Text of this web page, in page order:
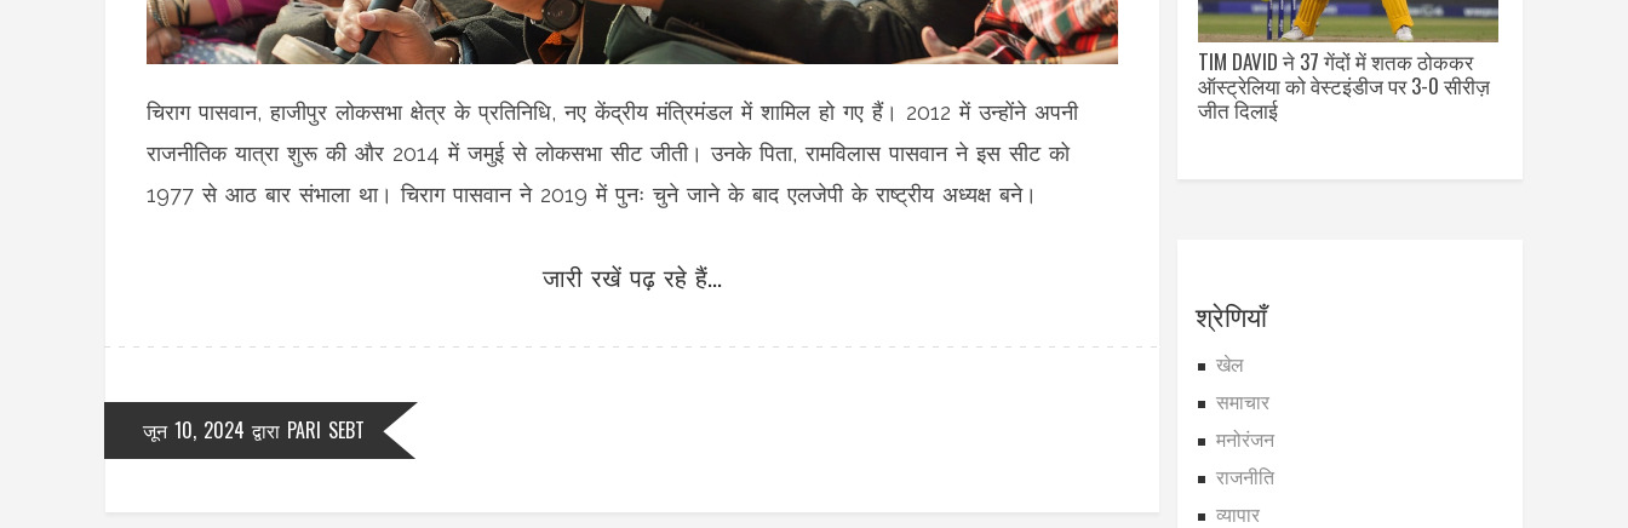
चिराग पासवान, हाजीपुर लोकसभा क्षेत्र के प्रतिनिधि, नए केंद्रीय मंत्रिमंडल में शामिल हो गए हैं। 2012 में उन्होंने अपनी
राजनीतिक यात्रा शुरू की और 2014 में जमुई से लोकसभा सीट जीती। उनके पिता, रामविलास पासवान ने इस सीट को
1977 से आठ बार संभाला था। चिराग पासवान ने 2019 में पुनः चुने जाने के बाद एलजेपी के राष्ट्रीय अध्यक्ष बने।
जारी रखें पढ़ रहे हैं...
जून 10, 2024 द्वारा PARI SEBT
TIM DAVID ने 37 गेंदों में शतक ठोककर
ऑस्ट्रेलिया को वेस्टइंडीज पर 3-0 सीरीज़
जीत दिलाई
श्रेणियाँ
खेल
समाचार
मनोरंजन
राजनीति
व्यापार